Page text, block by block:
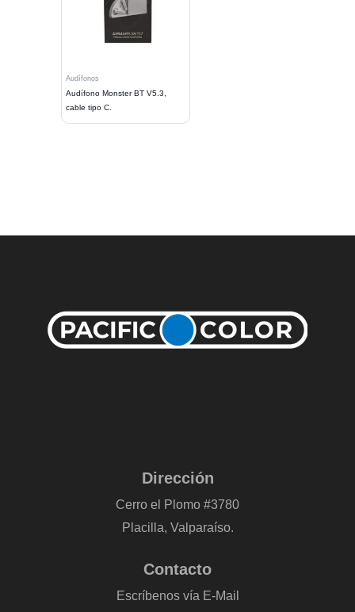
Audífonos
Audífono Monster BT V5.3,
cable tipo C.
Dirección
Cerro el Plomo #3780
Placilla, Valparaíso.
Contacto
Escríbenos vía E-Mail